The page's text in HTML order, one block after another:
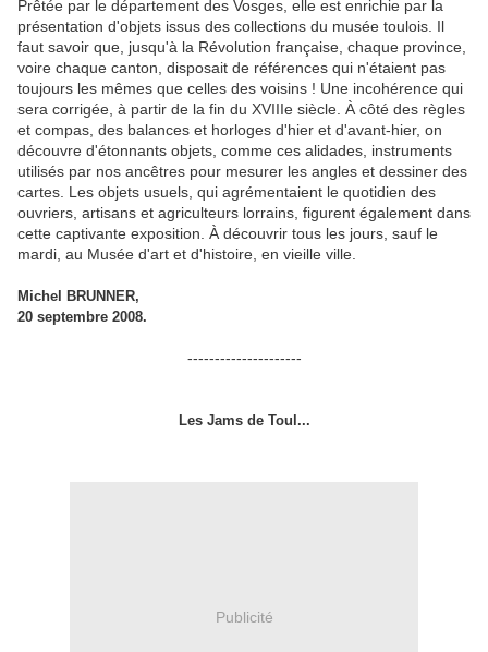
Prêtée par le département des Vosges, elle est enrichie par la
présentation d'objets issus des collections du musée toulois. Il
faut savoir que, jusqu'à la Révolution française, chaque province,
voire chaque canton, disposait de références qui n'étaient pas
toujours les mêmes que celles des voisins ! Une incohérence qui
sera corrigée, à partir de la fin du XVIIIe siècle. À côté des règles
et compas, des balances et horloges d'hier et d'avant-hier, on
découvre d'étonnants objets, comme ces alidades, instruments
utilisés par nos ancêtres pour mesurer les angles et dessiner des
cartes. Les objets usuels, qui agrémentaient le quotidien des
ouvriers, artisans et agriculteurs lorrains, figurent également dans
cette captivante exposition. À découvrir tous les jours, sauf le
mardi, au Musée d'art et d'histoire, en vieille ville.
Michel BRUNNER,
20 septembre 2008.
---------------------
Les Jams de Toul...
Publicité